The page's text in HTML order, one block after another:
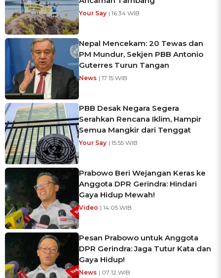
Your Say | 16:34 WIB
Nepal Mencekam: 20 Tewas dan
PM Mundur, Sekjen PBB Antonio
Guterres Turun Tangan
News | 17:15 WIB
PBB Desak Negara Segera
Serahkan Rencana Iklim, Hampir
Semua Mangkir dari Tenggat
Your Say | 15:55 WIB
Prabowo Beri Wejangan Keras ke
Anggota DPR Gerindra: Hindari
Gaya Hidup Mewah!
Video | 14:05 WIB
Pesan Prabowo untuk Anggota
DPR Gerindra: Jaga Tutur Kata dan
Gaya Hidup!
News | 07:12 WIB